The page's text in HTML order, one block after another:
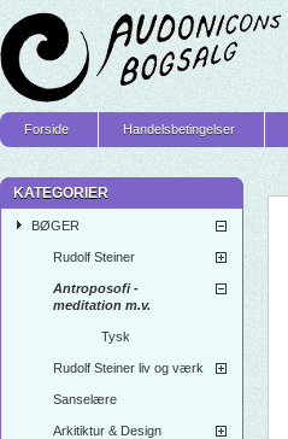
Forside Handelsbetingelser
KATEGORIER
BØGER
Rudolf Steiner
Antroposofi -
meditation m.v.
Tysk
Rudolf Steiner liv og værk
Sanselære
Arkitiktur & Design